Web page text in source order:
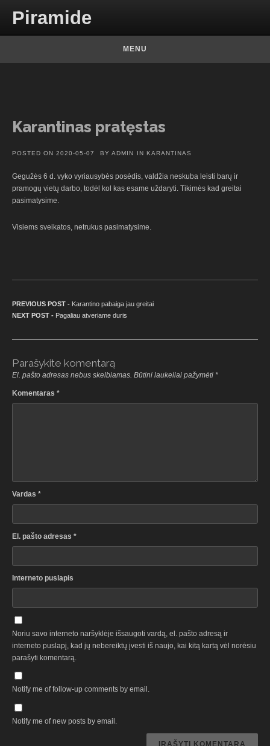
Piramide
MENU
Karantinas pratęstas
POSTED ON 2020-05-07 BY ADMIN IN KARANTINAS
Gegužės 6 d. vyko vyriausybės posėdis, valdžia neskuba leisti barų ir
pramogų vietų darbo, todėl kol kas esame uždaryti. Tikimės kad greitai
pasimatysime.
Visiems sveikatos, netrukus pasimatysime.
Navigacija tarp įrašų
PREVIOUS POST - Previous post:
Karantino pabaiga jau greitai
NEXT POST - Next post:
Pagaliau atveriame duris
Parašykite komentarą
El. pašto adresas nebus skelbiamas. Būtini laukeliai pažymėti *
Komentaras *
Vardas *
El. pašto adresas *
Interneto puslapis
Noriu savo interneto naršyklėje išsaugoti vardą, el. pašto adresą ir
interneto puslapį, kad jų nebereiktų įvesti iš naujo, kai kitą kartą vėl norėsiu
parašyti komentarą.
Notify me of follow-up comments by email.
Notify me of new posts by email.